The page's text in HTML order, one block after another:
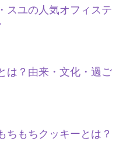
スユの人気オフィステ
は？由来・文化・過ご
ちもちクッキーとは？